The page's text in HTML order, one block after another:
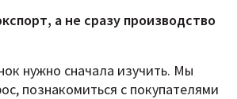
а не сразу производство
нужно сначала изучить. Мы
познакомиться с покупателями